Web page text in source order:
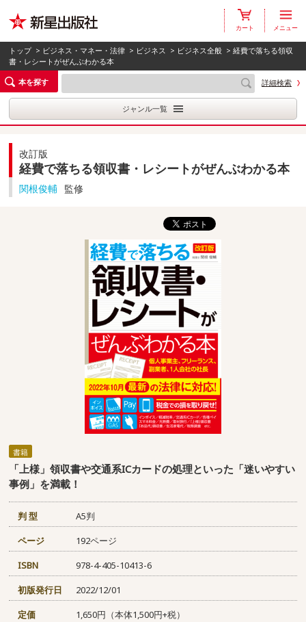
カート メニュー
トップ > ビジネス・マネー・法律 > ビジネス > ビジネス全般 > 経費で落ちる領収
書・レシートがぜんぶわかる本
本を探す
詳細検索
ジャンル一覧
改訂版
経費で落ちる領収書・レシートがぜんぶわかる本
関根俊輔 監修
書籍
「上様」領収書や交通系ICカードの処理といった「迷いやすい
事例」を満載！
判 型
A5判
ページ
192ページ
ISBN
978-4-405-10413-6
初版発行日
2022/12/01
定価
1,650円（本体1,500円+税）